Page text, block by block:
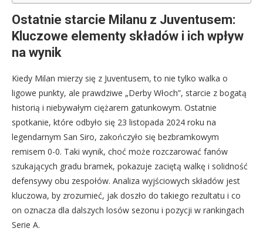
Ostatnie starcie Milanu z Juventusem:
Kluczowe elementy składów i ich wpływ
na wynik
Kiedy Milan mierzy się z Juventusem, to nie tylko walka o
ligowe punkty, ale prawdziwe „Derby Włoch”, starcie z bogatą
historią i niebywałym ciężarem gatunkowym. Ostatnie
spotkanie, które odbyło się 23 listopada 2024 roku na
legendarnym San Siro, zakończyło się bezbramkowym
remisem 0-0. Taki wynik, choć może rozczarować fanów
szukających gradu bramek, pokazuje zaciętą walkę i solidność
defensywy obu zespołów. Analiza wyjściowych składów jest
kluczowa, by zrozumieć, jak doszło do takiego rezultatu i co
on oznacza dla dalszych losów sezonu i pozycji w rankingach
Serie A.